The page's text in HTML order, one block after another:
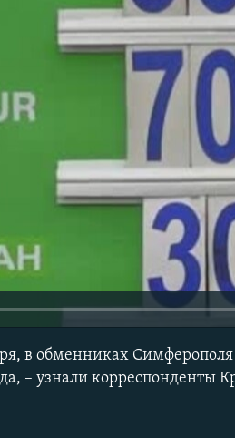
No
в обменниках
– узнали корреспонденты